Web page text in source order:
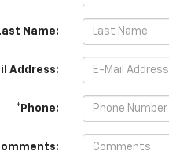
Name:
Address:
*Phone: